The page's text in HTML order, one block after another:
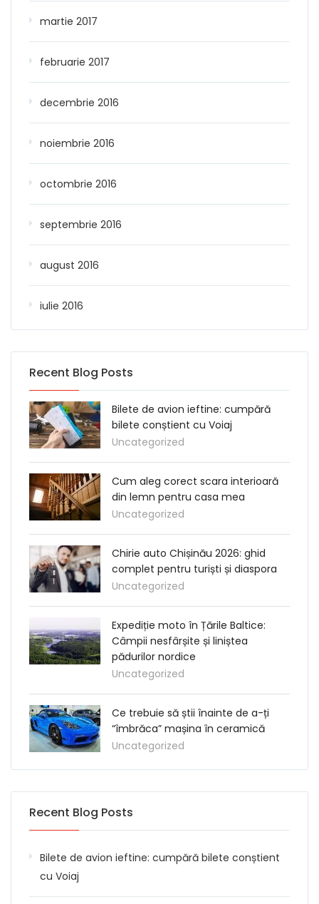
martie 2017
februarie 2017
decembrie 2016
noiembrie 2016
octombrie 2016
septembrie 2016
august 2016
iulie 2016
Recent Blog Posts
Bilete de avion ieftine: cumpără
bilete conștient cu Voiaj
Uncategorized
Cum aleg corect scara interioară
din lemn pentru casa mea
Uncategorized
Chirie auto Chișinău 2026: ghid
complet pentru turiști și diaspora
Uncategorized
Expediție moto în Țările Baltice:
Câmpii nesfârșite și liniștea
pădurilor nordice
Uncategorized
Ce trebuie să știi înainte de a-ți
“îmbrăca” mașina în ceramică
Uncategorized
Recent Blog Posts
Bilete de avion ieftine: cumpără bilete conștient
cu Voiaj